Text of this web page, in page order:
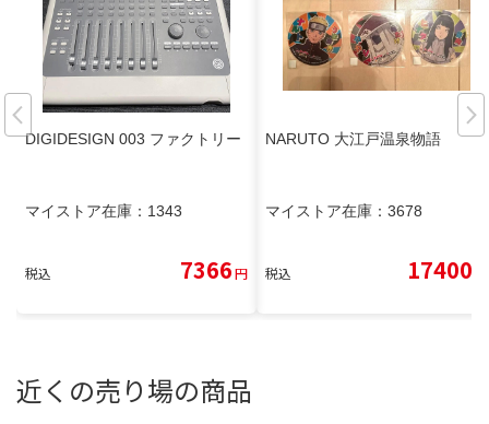
DIGIDESIGN 003 ファクトリー
マイストア在庫： 1343
税込 7366円
NARUTO 大江戸温泉物語
マイストア在庫： 3678
税込 17400
近くの売り場の商品